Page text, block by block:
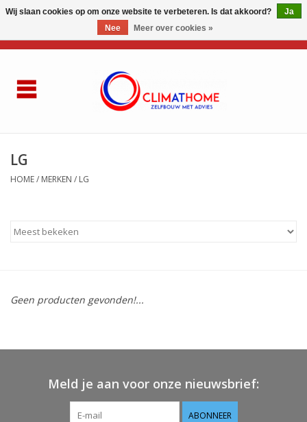
Thuisbatterij
Referenties
Klimaatplafonds
Onderhoud
LG
HOME/ MERKEN / LG
Geen producten gevonden!...
Meld je aan voor onze nieuwsbrief:
ABONNEER
Wij slaan cookies op om onze website te verbeteren. Is dat akkoord?
Ja
Nee
Meer over cookies »